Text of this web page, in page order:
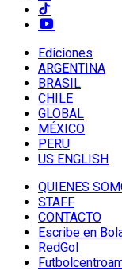
Ediciones
ARGENTINA
BRASIL
CHILE
GLOBAL
MÉXICO
PERU
US ENGLISH
QUIENES
STAFF
CONTACTO
Escribe en
RedGol